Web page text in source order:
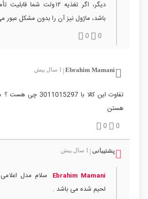
باشد، ماژول نیز آن را بدون مشکل عبور
0
0
Ebrahim Mamani 1 سال پیش
تفاوت این کالا با
هستن
0
0
پشتیبانی 1 سال پیش
Ebrahim Mamani
لحیم شده می باشد .